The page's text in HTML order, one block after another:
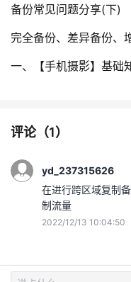
备份常见问题分享(下)
完全备份、差异备份、
一、【手机摄影】基础
评论（1）
yd_237315626
在进行跨区域复制
制流量
2022/12/13 10:04:50